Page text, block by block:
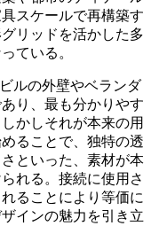
スケールで再構築す
リッドを活かした多
ている。
ルの外壁やベランダ
り、最も分かりやす
かしそれが本来の用
ることで、独特の透
といった、素材が本
れる。接続に使用さ
ることにより等価に
インの魅力を引き立